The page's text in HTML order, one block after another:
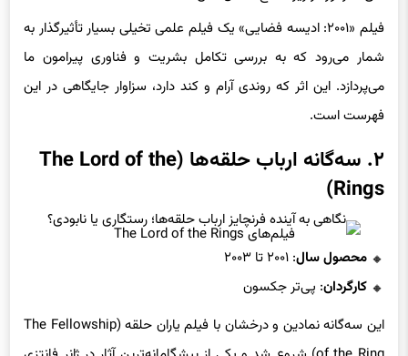
فیلم «۲۰۰۱: ادیسه فضایی» یک فیلم علمی تخیلی بسیار تأثیرگذار به
شمار می‌رود که به بررسی تکامل بشریت و فناوری پیرامون ما
می‌پردازد. این اثر که روندی آرام و کند دارد، سزاوار جایگاهی در این
فهرست است.
۲. سه‌گانه ارباب حلقه‌ها (The Lord of the
Rings)
فیلم‌های The Lord of the Rings
محصول سال: ۲۰۰۱ تا ۲۰۰۳
کارگردان: پی‌تر جکسون
این سه‌گانه نمادین و درخشان با فیلم یاران حلقه (The Fellowship